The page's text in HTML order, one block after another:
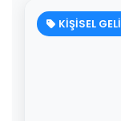
KİŞİSEL